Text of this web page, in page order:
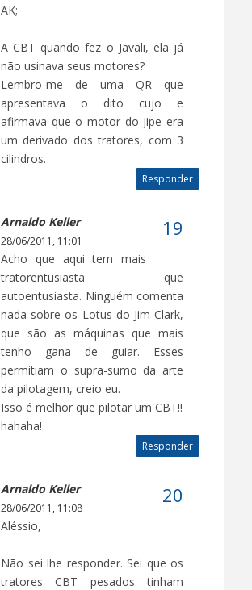
AK;
A CBT quando fez o Javali, ela já
não usinava seus motores?
Lembro-me de uma QR que
apresentava o dito cujo e
afirmava que o motor do Jipe era
um derivado dos tratores, com 3
cilindros.
Responder
Arnaldo Keller
28/06/2011, 11:01
Acho que aqui tem mais
tratorentusiasta que
autoentusiasta. Ninguém comenta
nada sobre os Lotus do Jim Clark,
que são as máquinas que mais
tenho gana de guiar. Esses
permitiam o supra-sumo da arte
da pilotagem, creio eu.
Isso é melhor que pilotar um CBT!!
hahaha!
Responder
Arnaldo Keller
28/06/2011, 11:08
Aléssio,
Não sei lhe responder. Sei que os
tratores CBT pesados tinham